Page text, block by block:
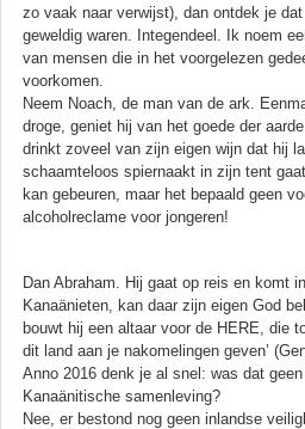
zo vaak naar verwijst), dan ontdek je
geweldig waren. Integendeel. Ik noem
van mensen die in het voorgelezen
voorkomen.
Neem Noach, de man van de ark.
droge, geniet hij van het goede der
drinkt zoveel van zijn eigen wijn dat hij
schaamteloos spiernaakt in zijn tent
kan gebeuren, maar het bepaald geen
alcoholreclame voor jongeren!
Dan Abraham. Hij gaat op reis en komt
Kanaänieten, kan daar zijn eigen God
bouwt hij een altaar voor de HERE, die
dit land aan je nakomelingen geven’
Anno 2016 denk je al snel: was dat
Kanaänitische samenleving?
Nee, er bestond nog geen inlandse